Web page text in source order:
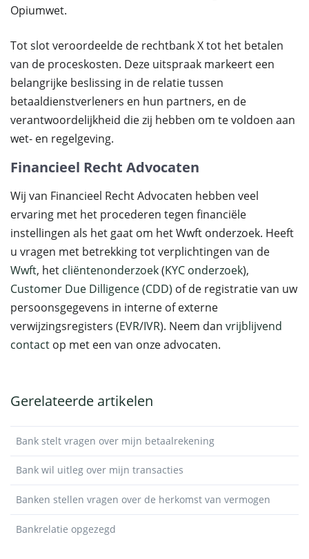
Opiumwet.
Tot slot veroordeelde de rechtbank X tot het betalen
van de proceskosten. Deze uitspraak markeert een
belangrijke beslissing in de relatie tussen
betaaldienstverleners en hun partners, en de
verantwoordelijkheid die zij hebben om te voldoen aan
wet- en regelgeving.
Financieel Recht Advocaten
Wij van Financieel Recht Advocaten hebben veel
ervaring met het procederen tegen financiële
instellingen als het gaat om het Wwft onderzoek. Heeft
u vragen met betrekking tot verplichtingen van de
Wwft, het cliëntenonderzoek(KYC onderzoek),
Customer Due Dilligence (CDD) of de registratie van uw
persoonsgegevens in interne of externe
verwijzingsregisters (EVR/IVR). Neem dan vrijblijvend
contact op met een van onze advocaten.
Gerelateerde artikelen
Bank stelt vragen over mijn betaalrekening
Bank wil uitleg over mijn transacties
Banken stellen vragen over de herkomst van vermogen
Bankrelatie opgezegd